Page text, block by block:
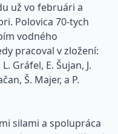
už vo februári a
Polovica 70-tych
vodného
pracoval v zložení:
Gráfel, E. Šujan, J.
Š. Majer, a P.
silami a spolupráca